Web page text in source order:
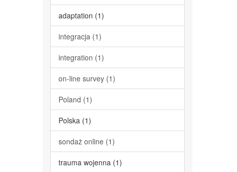
adaptation (1)
integracja (1)
integration (1)
on-line survey (1)
Poland (1)
Polska (1)
sondaż online (1)
trauma wojenna (1)